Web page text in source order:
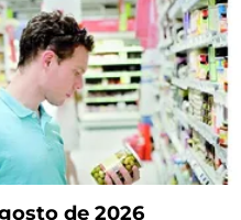
de 2026